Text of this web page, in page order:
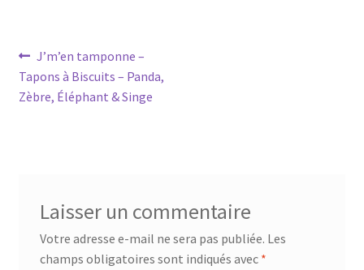
Navigation
de
Article
précédent :
J’m’en tamponne –
Tapons à Biscuits – Panda,
Zèbre, Éléphant & Singe
Laisser un commentaire
Votre adresse e-mail ne sera pas publiée. Les
champs obligatoires sont indiqués avec *